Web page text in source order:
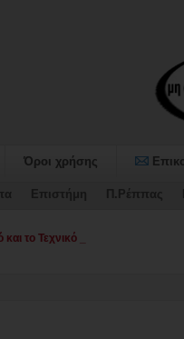
Όροι χρήσης
Επιστήμη Π.Ρέππας
το Τεχνικό Πρόγραμμα 2026